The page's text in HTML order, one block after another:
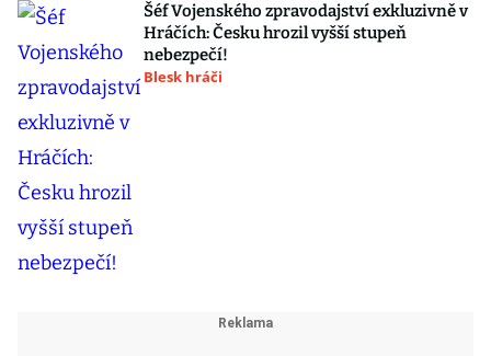
Šéf Vojenského zpravodajství exkluzivně v
Hráčích: Česku hrozil vyšší stupeň
nebezpečí!
Blesk hráči